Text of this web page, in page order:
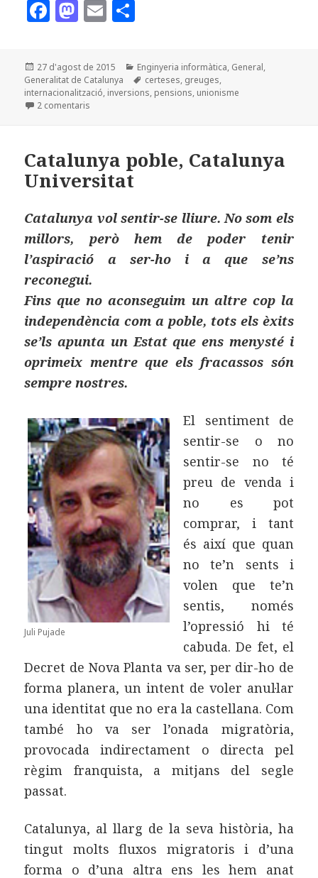
F
c
e
b
o
k
M
to
d
o
E
ai
l
m
p
a
ei
x
Publicat
el
27 d'agost de 2015 Categories
Enginyeria informàtica, General,
Generalitat de Catalunya
Etiquetes
certeses, greuges,
internacionalització, inversions, pensions, unionisme
2 comentaris
Catalunya poble, Catalunya
Universitat
Catalunya vol sentir-se lliure. No som els
millors, però hem de poder tenir
l’aspiració a ser-ho i a que se’ns
reconegui.
Fins que no aconseguim un altre cop la
independència com a poble, tots els èxits
se’ls apunta un Estat que ens menysté i
oprimeix mentre que els fracassos són
sempre nostres.
Juli Pujade
El sentiment de
sentir-se o no
sentir-se no té
preu de venda i
no es pot
comprar, i tant
és així que quan
no te’n sents i
volen que te’n
sentis, només
l’opressió hi té
cabuda. De fet, el
Decret de Nova Planta va ser, per dir-ho de
forma planera, un intent de voler anul·lar
una identitat que no era la castellana. Com
també ho va ser l’onada migratòria,
provocada indirectament o directa pel
règim franquista, a mitjans del segle
passat.
Catalunya, al llarg de la seva història, ha
tingut molts fluxos migratoris i d’una
forma o d’una altra ens les hem anat